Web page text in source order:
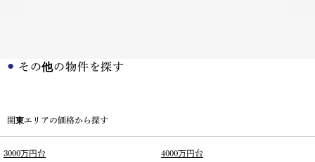
その他の物件を探す
関東エリアの価格から探す
3000万円台 4000万円台